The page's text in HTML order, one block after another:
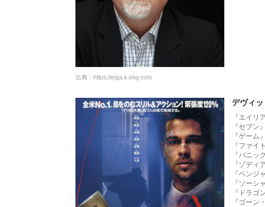
出典： https://eiga.k-img.com
デヴィ
『エイリ
『セブン
『ゲーム
『ファイ
『パニッ
『ゾディ
『ベンジ
『ソーシ
『ドラゴ
『ゴーン